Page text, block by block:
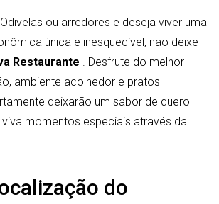
ou arredores e deseja viver uma
única e inesquecível, não deixe
Restaurante . Desfrute do melhor
ambiente acolhedor e pratos
deixarão um sabor de quero
viva momentos especiais através da
do